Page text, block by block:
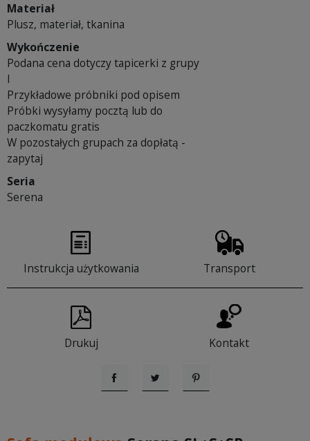
Materiał
Plusz, materiał, tkanina
Wykończenie
Podana cena dotyczy tapicerki z grupy
I
Przykładowe próbniki pod opisem
Próbki wysyłamy pocztą lub do
paczkomatu gratis
W pozostałych grupach za dopłatą -
zapytaj
Seria
Serena
Instrukcja użytkowania Transport
Drukuj Kontakt
UdostępnijTweetujPinterest